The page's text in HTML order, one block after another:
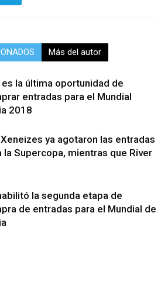
Más del autor
es la última oportunidad de
entradas para el Mundial
2018
ya agotaron las entradas
la Supercopa, mientras que River
la segunda etapa de
de entradas para el Mundial de